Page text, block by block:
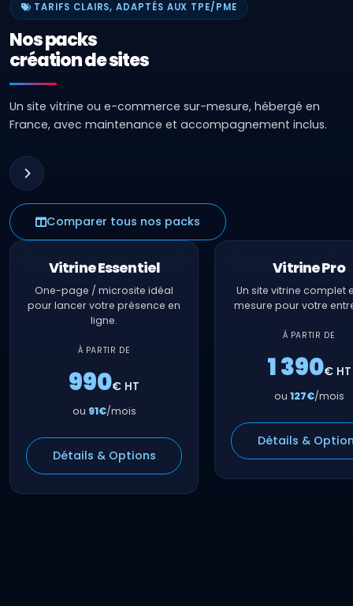
TARIFS CLAIRS, ADAPTÉS AUX TPE/PME
Nos packs
création de sites
Un site vitrine ou e-commerce sur-mesure, hébergé en
France, avec maintenance et accompagnement inclus.
Comparer tous nos packs
Vitrine Essentiel
One-page / microsite idéal
pour lancer votre présence en
ligne.
À PARTIR DE
990€ HT
ou 91€/mois
Détails & Options
Vitrine Pro
Un site vitrine complet
mesure pour votre
À PARTIR DE
1 390€ HT
ou 127€/mois
Détails &